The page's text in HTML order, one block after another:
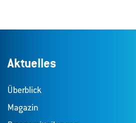
Aktuelles
Überblick
Magazin